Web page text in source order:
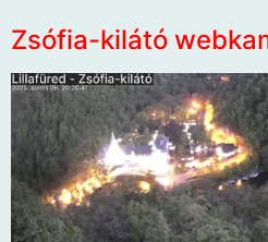
Zsófia-kilátó